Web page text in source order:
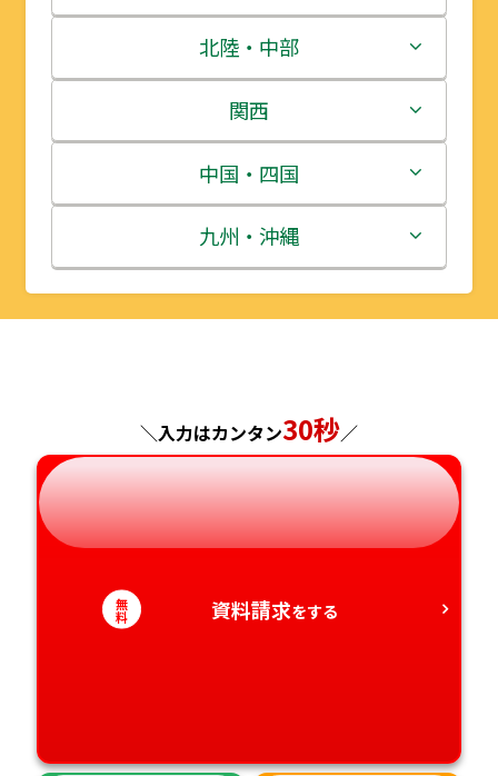
青森県
岩手県
宮城県
秋田県
山形県
茨城県
栃木県
群馬県
埼玉県
千葉県
神奈川県
北陸・中部
新潟県
富山県
石川県
福井県
岐阜県
静岡県
愛知県
関西
三重県
滋賀県
京都府
兵庫県
奈良県
和歌山県
中国・四国
鳥取県
島根県
広島県
山口県
徳島県
香川県
九州・沖縄
福岡県
長崎県
熊本県
大分県
宮崎県
＼入力はカンタン30秒／
無
料 資料請求をする